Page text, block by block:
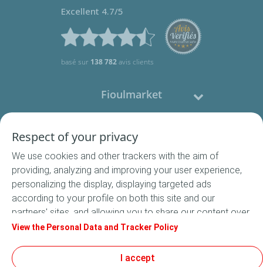
Excellent 4.7/5
basé sur 138 782avis clients
Fioulmarket
Nous contacter
Suivez-nous
Respect of your privacy
We use cookies and other trackers with the aim of
providing, analyzing and improving your user experience,
personalizing the display, displaying targeted ads
according to your profile on both this site and our
partners' sites, and allowing you to share our content over
social media. In accordance with French legislation,
default. You can change your cookie settings at any time
View the Personal Data and Tracker Policy
I accept